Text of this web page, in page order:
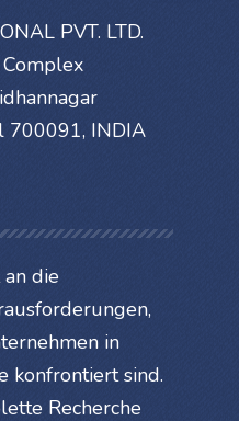
PVT. LTD.
700091, INDIA
die
in
konfrontiert sind.
Recherche